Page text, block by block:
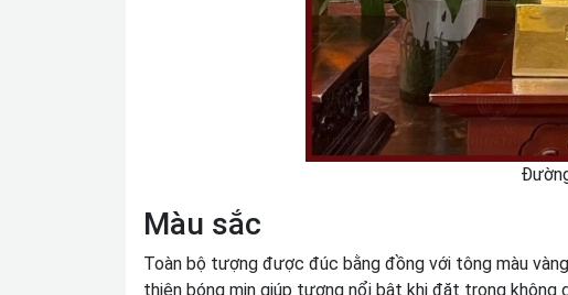
Màu sắc
Toàn bộ tượng được đúc bằng đồng với tông màu
thiện bóng mịn giúp tượng nổi bật khi đặt trong